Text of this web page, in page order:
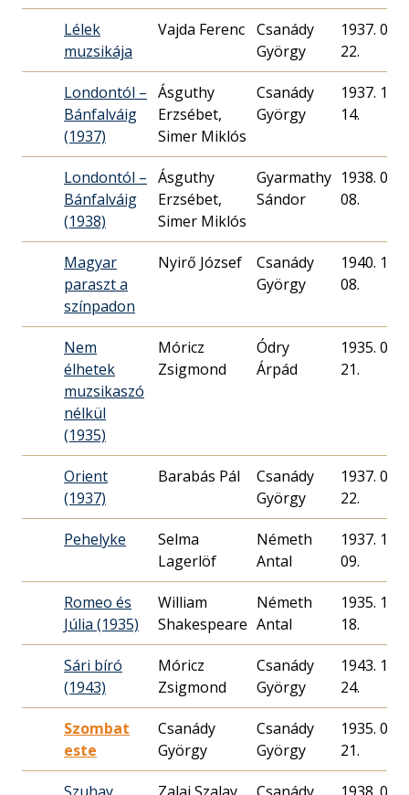
Lélek
muzsikája
Vajda Ferenc Csanády
György
1937. 04.
22.
Londontól –
Bánfalváig
(1937)
Ásguthy
Erzsébet,
Simer Miklós
Csanády
György
1937. 11.
14.
Londontól –
Bánfalváig
(1938)
Ásguthy
Erzsébet,
Simer Miklós
Gyarmathy
Sándor
1938. 09.
08.
Magyar
paraszt a
színpadon
Nyirő József
Csanády
György
1940. 12.
08.
Nem
élhetek
muzsikaszó
nélkül
(1935)
Móricz
Zsigmond
Ódry
Árpád
1935. 04.
21.
Orient
(1937)
Barabás Pál
Csanády
György
1937. 04.
22.
Pehelyke
Selma
Lagerlöf
Németh
Antal
1937. 11.
09.
Romeo és
Júlia (1935)
William
Shakespeare
Németh
Antal
1935. 10.
18.
Sári bíró
(1943)
Móricz
Zsigmond
Csanády
György
1943. 11.
24.
Szombat
este
Csanády
György
Csanády
György
1935. 07.
21.